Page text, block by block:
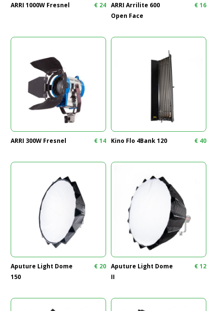
ARRI 1000W Fresnel € 24 ARRI Arrilite 600
Open Face
€16
ARRI 300W Fresnel €14 Kino Flo 4Bank 120 €40
Aputure Light Dome
150
€ 20 Aputure Light Dome
II
€12